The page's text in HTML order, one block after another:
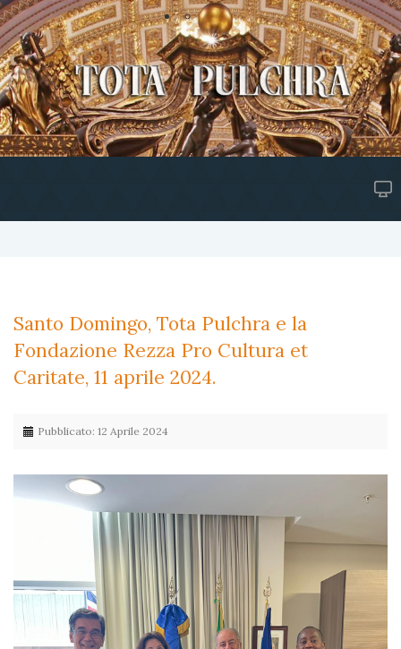
Santo Domingo, Tota Pulchra e la
Fondazione Rezza Pro Cultura et
Caritate, 11 aprile 2024.
Pubblicato: 12 Aprile 2024